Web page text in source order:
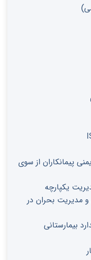
پیمانکاران از سوی
یکپارچه
و مدیریت بحران در
بیمارستانی